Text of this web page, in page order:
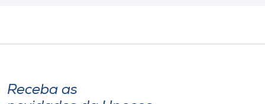
Receba as